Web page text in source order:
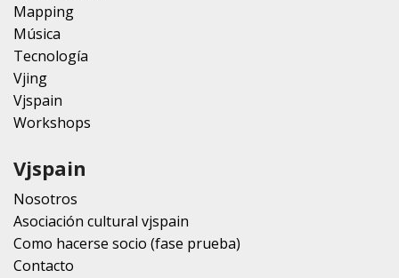
Mapping
Música
Tecnología
Vjing
Vjspain
Workshops
Vjspain
Nosotros
Asociación cultural vjspain
Como hacerse socio (fase prueba)
Contacto